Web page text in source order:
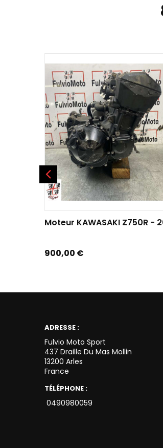
Moteur KAWASAKI Z750R -
Prix
900,00 €
ADRESSE :
Fulvio Moto Sport
437 Draille Du Mas Mollin
13200 Arles
France
TÉLÉPHONE :
0490980059